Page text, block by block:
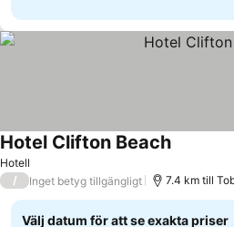
Hotell
Hotel Clifton Beach
/ Inget betyg tillgängligt 7.4 km till
Välj datum för att se exakta priser